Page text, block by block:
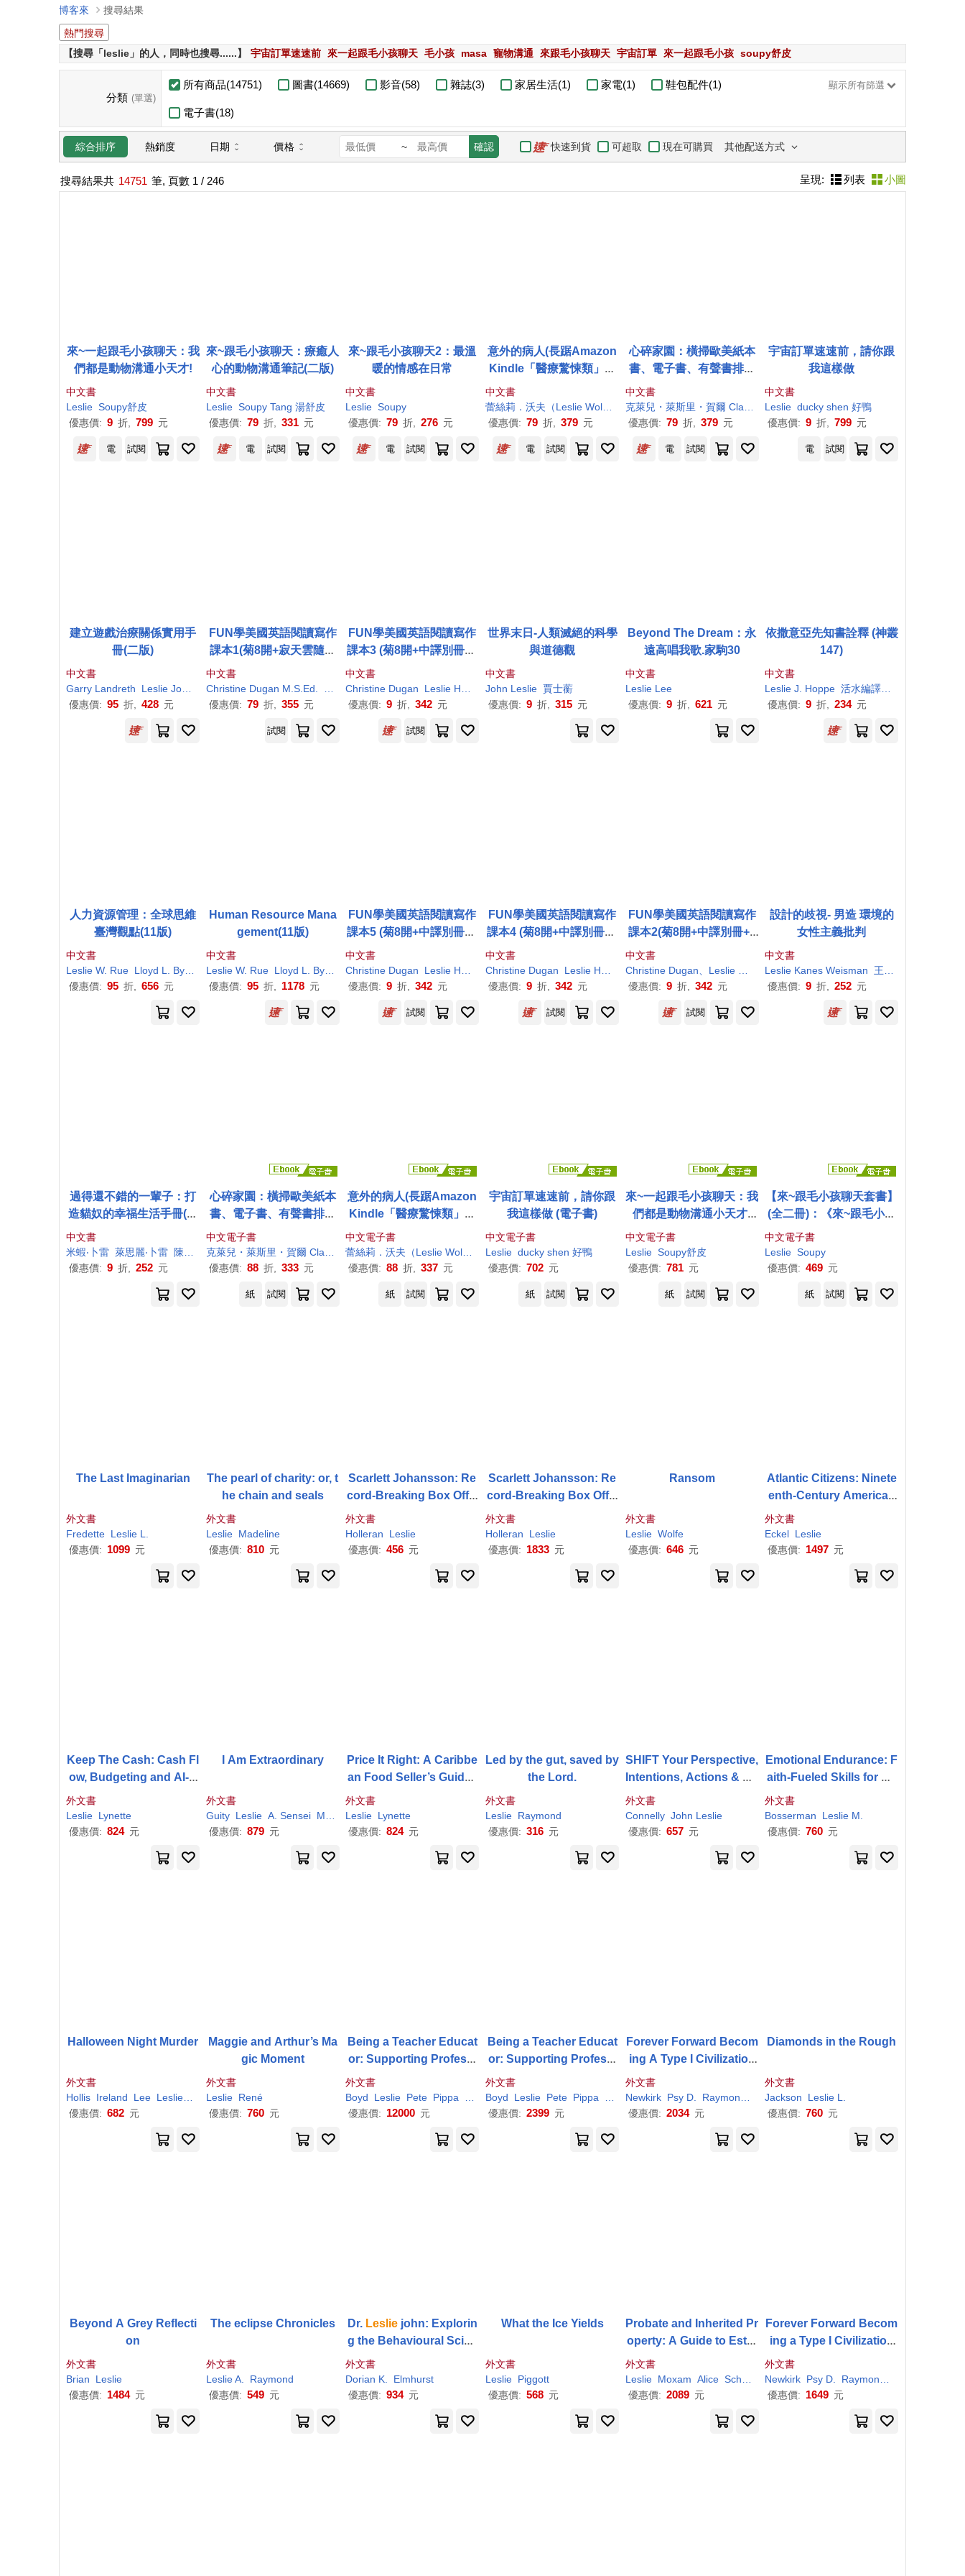
博客來
搜尋結果
熱門搜尋
【搜尋「leslie」的人，同時也搜尋......】
宇宙訂單速速前 來一起跟毛小孩聊天 毛小孩 masa 寵物溝通 來跟毛小孩聊天 宇宙訂單 來一起跟毛小孩 soupy舒皮
分類 (單選)
所有商品(14751) 圖書(14669) 影音(58) 雜誌(3) 家居生活(1) 家電(1) 鞋包配件(1)
電子書(18)
顯示所有篩選
綜合排序 熱銷度 日期 價格 ~ 確認 快速到貨 可超取 現在可購買 其他配送方式
搜尋結果共 14751 筆, 頁數 1 / 246 呈現: 列表 小圖
來~一起跟毛小孩聊天：我
們都是動物溝通小天才!
中文書
Leslie Soupy舒皮
優惠價: 9 折, 799 元
來~跟毛小孩聊天：療癒人
心的動物溝通筆記(二版)
中文書
Leslie Soupy Tang 湯舒皮
優惠價: 79 折, 331 元
來~跟毛小孩聊天2：最溫
暖的情感在日常
中文書
Leslie Soupy
優惠價: 79 折, 276 元
意外的病人(長踞Amazon
Kindle「醫療驚悚類」暢
銷排行榜!超過3萬多個全
球評分的懸疑小說!一個零
錯誤率的外科醫師，一場
葛!)
中文書
蕾絲莉．沃夫（Leslie Wolfe）
葉旻臻
優惠價: 79 折, 379 元
心碎家園：橫掃歐美紙本
書、電子書、有聲書排行
榜話題之作!暢銷突破100
萬冊!
中文書
LeslieHall 康學慧
優惠價: 79 折, 379 元
宇宙訂單速速前，請你跟
我這樣做
中文書
Leslie ducky shen 好鴨
優惠價: 9 折, 799 元
電 試閱 電 試閱 電 試閱 電 試閱 電 試閱 電 試閱
建立遊戲治療關係實用手
冊(二版)
中文書
Garry Landreth
Leslie Jones Maria Giordano 王世芬
王孟心
優惠價: 95 折, 428 元
FUN學美國英語閱讀寫作
課本1(菊8開+寂天雲隨身
中文書
Christine Dugan M.S.Ed.
LeslieHuber M.A. Margot Kinberg Ph.D.
黃詩韻
優惠價: 79 折, 355 元
FUN學美國英語閱讀寫作
課本3 (菊8開+中譯別冊+1
中文書
Christine Dugan
Leslie Huber Margot Kinberg Miriam Meyers 黃詩韻
優惠價: 9 折, 342 元
世界末日-人類滅絕的科學
與道德觀
中文書
John Leslie 賈士蘅
優惠價: 9 折, 315 元
Beyond The Dream：永
遠高唱我歌.家駒30
中文書
LeslieLee
優惠價: 9 折, 621 元
依撒意亞先知書詮釋 (神叢
147)
中文書
Leslie J. Hoppe 活水編譯小組
優惠價: 9 折, 234 元
試閱 試閱
人力資源管理：全球思維
臺灣觀點(11版)
中文書
Leslie W. Rue Lloyd L. Byars Nabil A. Ibrahim 黃同圳
優惠價: 95 折, 656 元
Human Resource Mana
gement(11版)
中文書
LeslieW. Rue Lloyd L. Byars
Nabil A. Ibrahim
優惠價: 95 折, 1178 元
FUN學美國英語閱讀寫作
課本5 (菊8開+中譯別冊+1
中文書
Christine Dugan
Leslie Huber Margot Kinberg Miriam Meyers 林育珊
優惠價: 9 折, 342 元
FUN學美國英語閱讀寫作
課本4 (菊8開+中譯別冊+1
中文書
Christine Dugan
Leslie Huber Margot Kinberg Miriam Meyers 林育珊
優惠價: 9 折, 342 元
FUN學美國英語閱讀寫作
課本2(菊8開+中譯別冊+1
中文書
Christine Dugan、 LeslieHuber、Margot Kinberg、Miriam Meyers
優惠價: 9 折, 342 元
設計的歧視- 男造 環境的
女性主義批判
中文書
Leslie Kanes Weisman
王志弘 張淑玫 魏慶嘉 合譯
優惠價: 9 折, 252 元
試閱 試閱 試閱
過得還不錯的一輩子：打
造貓奴的幸福生活手冊(家
貓成功上位指南+圖文並茂
版)
中文書
米蝦‧卜雷 萊思麗‧卜雷 陳蓁美 萊思麗‧卜雷（LesliePlée）
優惠價: 9 折, 252 元
心碎家園：橫掃歐美紙本
書、電子書、有聲書排行
榜話題之作!暢銷突破100
萬冊! (電子書)
中文電子書
LeslieHall
康學慧
優惠價: 88 折, 333 元
意外的病人(長踞Amazon
Kindle「醫療驚悚類」暢
銷排行榜!超過3萬多個全
球評分的懸疑小說!一個零
錯誤率的外科醫師，一場
葛!) (電子書)
中文電子書
蕾絲莉．沃夫（Leslie Wolfe）
葉旻臻
優惠價: 88 折, 337 元
宇宙訂單速速前，請你跟
我這樣做 (電子書)
中文電子書
Leslie ducky shen 好鴨
優惠價: 702 元
來~一起跟毛小孩聊天：我
們都是動物溝通小天才!
(電子書)
中文電子書
Leslie Soupy舒皮
優惠價: 781 元
【來~跟毛小孩聊天套書】
(全二冊)：《來~跟毛小孩
聊天》+《來~跟毛小孩聊
天2》 (電子書)
中文電子書
Leslie Soupy
優惠價: 469 元
紙 試閱 紙 試閱 紙 試閱 紙 試閱 紙 試閱
The Last Imaginarian
外文書
Fredette Leslie L.
優惠價: 1099 元
The pearl of charity: or, t
he chain and seals
外文書
Leslie Madeline
優惠價: 810 元
Scarlett Johansson: Re
cord-Breaking Box Offic
外文書
Holleran
Leslie
優惠價: 456 元
Scarlett Johansson: Re
cord-Breaking Box Offic
外文書
Holleran
Leslie
優惠價: 1833 元
Ransom
外文書
Leslie Wolfe
優惠價: 646 元
Atlantic Citizens: Ninete
enth-Century American
Writers at Work in the W
外文書
Eckel Leslie
優惠價: 1497 元
Keep The Cash: Cash Fl
ow, Budgeting and AI-A
ssisted Money Manage
ment for Caribbean Foo
d Businesses
外文書
Leslie Lynette
優惠價: 824 元
I Am Extraordinary
外文書
Guity Leslie A. Sensei Moore
優惠價: 879 元
Price It Right: A Caribbe
an Food Seller’s Guide t
o Recipe Costing, Menu
Pricing and AI-Assisted
Profit Planning
外文書
Leslie Lynette
優惠價: 824 元
Led by the gut, saved by
the Lord.
外文書
Leslie Raymond
優惠價: 316 元
SHIFT Your Perspective,
Intentions, Actions & Ou
tcomes: Alignment
外文書
Connelly John Leslie
優惠價: 657 元
Emotional Endurance: F
aith-Fueled Skills for Bo
外文書
Bosserman
Leslie M.
優惠價: 760 元
Halloween Night Murder
外文書
Hollis Ireland Lee Leslie
Meier
優惠價: 682 元
Maggie and Arthur’s Ma
gic Moment
外文書
Leslie René
優惠價: 760 元
Being a Teacher Educat
or: Supporting Professi
onal Learning and Devel
opment
外文書
Boyd
Leslie Pete Pippa
優惠價: 12000 元
Being a Teacher Educat
or: Supporting Professi
onal Learning and Devel
opment
外文書
Boyd
Leslie Pete Pippa
優惠價: 2399 元
Forever Forward Becom
ing A Type I Civilization
外文書
Newkirk Psy D. Raymond Leslie Raymond Newkirk Ph. D.
優惠價: 2034 元
Diamonds in the Rough
外文書
Jackson
Leslie L.
優惠價: 760 元
Beyond A Grey Reflecti
on
外文書
Brian
Leslie
優惠價: 1484 元
The eclipse Chronicles
外文書
LeslieA.
Raymond
優惠價: 549 元
Dr. Lesliejohn: Explorin
g the Behavioural Scien
ce of Trust, Privacy, Co
mmunication, and Every
day Decisions
外文書
Dorian K.
Elmhurst
優惠價: 934 元
What the Ice Yields
外文書
Leslie Piggott
優惠價: 568 元
Probate and Inherited Pr
operty: A Guide to Estat
e Liquidation for Real Es
tate Professionals
外文書
Leslie Moxam Alice Schwartz
優惠價: 2089 元
Forever Forward Becom
ing a Type I Civilization
外文書
Newkirk Psy D. Raymond
優惠價: 1649 元